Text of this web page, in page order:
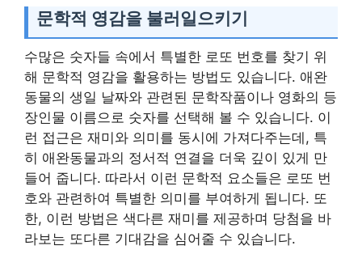
문학적 영감을 불러일으키기
수많은 숫자들 속에서 특별한 로또 번호를 찾기 위
해 문학적 영감을 활용하는 방법도 있습니다. 애완
동물의 생일 날짜와 관련된 문학작품이나 영화의 등
장인물 이름으로 숫자를 선택해 볼 수 있습니다. 이
런 접근은 재미와 의미를 동시에 가져다주는데, 특
히 애완동물과의 정서적 연결을 더욱 깊이 있게 만
들어 줍니다. 따라서 이런 문학적 요소들은 로또 번
호와 관련하여 특별한 의미를 부여하게 됩니다. 또
한, 이런 방법은 색다른 재미를 제공하며 당첨을 바
라보는 또다른 기대감을 심어줄 수 있습니다.